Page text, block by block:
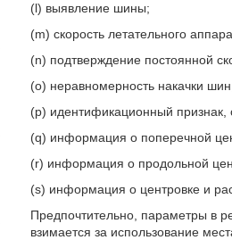
(l) выявление шины;
(m) скорость летательного
(n) подтверждение постоянной
(o) неравномерность накачки
(p) идентификационный признак,
(q) информация о поперечной
(r) информация о продольной
(s) информация о центровке и
Предпочтительно, параметры в
взимается за использование